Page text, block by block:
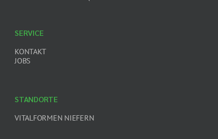
SERVICE
KONTAKT
JOBS
STANDORTE
VITALFORMEN NIEFERN